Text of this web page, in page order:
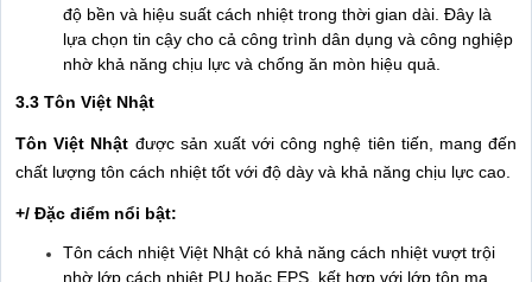
độ bền và hiệu suất cách nhiệt trong thời gian dài. Đây là
lựa chọn tin cậy cho cả công trình dân dụng và công nghiệp
nhờ khả năng chịu lực và chống ăn mòn hiệu quả.
3.3 Tôn Việt Nhật
Tôn Việt Nhật được sản xuất với công nghệ tiên tiến, mang đến
chất lượng tôn cách nhiệt tốt với độ dày và khả năng chịu lực cao.
+/ Đặc điểm nổi bật:
Tôn cách nhiệt Việt Nhật có khả năng cách nhiệt vượt trội
nhờ lớp cách nhiệt PU hoặc EPS, kết hợp với lớp tôn mạ